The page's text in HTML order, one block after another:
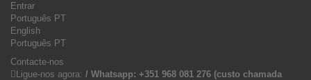
Entrar
Português PT
English
Português PT
Contacte-nos
Ligue-nos agora: / Whatsapp: +351 968 081 276 (custo chamada